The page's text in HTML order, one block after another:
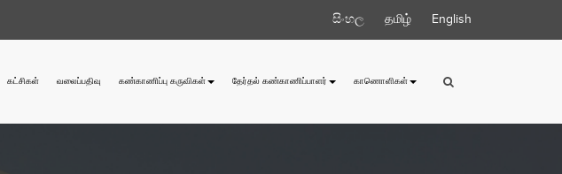
සිංහල தமிழ் English
கட்சிகள் வலைப்பதிவு கண்காணிப்பு கருவிகள் தேர்தல் கண்காணிப்பாளர் காணொளிகள்